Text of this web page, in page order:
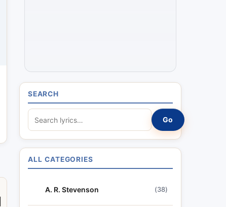
SEARCH
e
a
r
c
Go
ALL CATEGORIES
A. R. Stevenson (38)